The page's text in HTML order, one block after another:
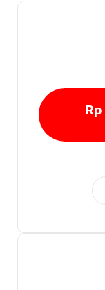
Rp